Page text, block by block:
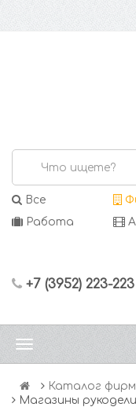
Все
Работа
+7 (3952) 223-
Каталог фирм
Магазины